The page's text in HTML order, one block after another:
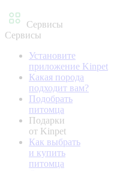
Сервисы
Сервисы
Установите
приложение Kinpet
Какая порода
подходит вам?
Подобрать
питомца
Подарки
от Kinpet
Как выбрать
и купить
питомца